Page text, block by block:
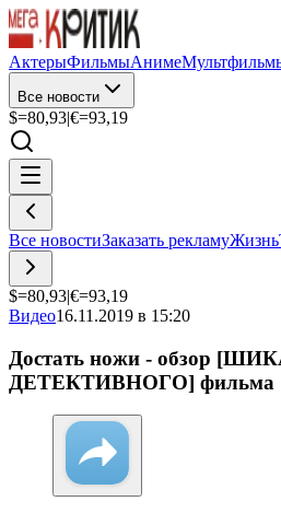
АктерыФильмыАниме
Все новости
$=80,93|€=93,19
Все новостиЗаказать рекламуЖизнь
$=80,93|€=93,19
Видео16.11.2019 в 15:20
Достать ножи - обзор
ДЕТЕКТИВНОГО] фильма